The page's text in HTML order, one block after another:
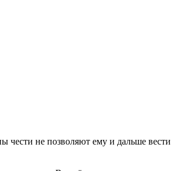
чести не позволяют ему и дальше вести